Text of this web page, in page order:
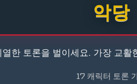
악당
한 토론을 벌이세요. 가장 교
17 캐릭터 토론